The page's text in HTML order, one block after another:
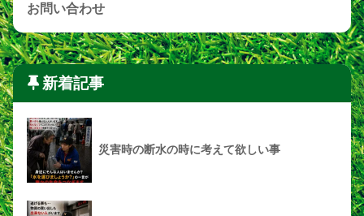
お問い合わせ
新着記事
災害時の断水の時に考えて欲しい事